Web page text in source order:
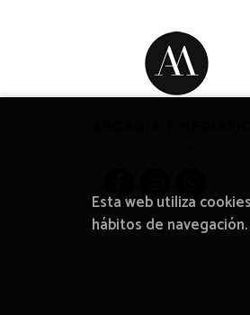
Esta web utiliza
hábitos de